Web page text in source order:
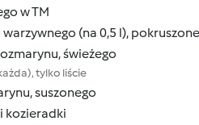
w TM
(na 0,5 l),
świeżego
tylko liście
suszonego
kozieradki